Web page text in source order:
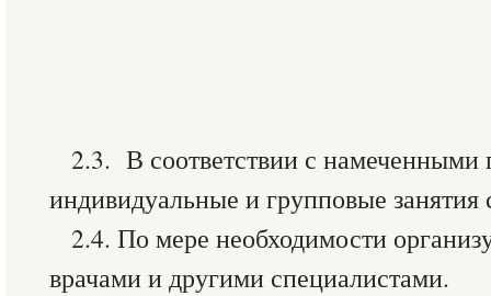
2.3. В соответствии с намеченными
индивидуальные и групповые
2.4. По мере необходимости
врачами и другими специалистами.